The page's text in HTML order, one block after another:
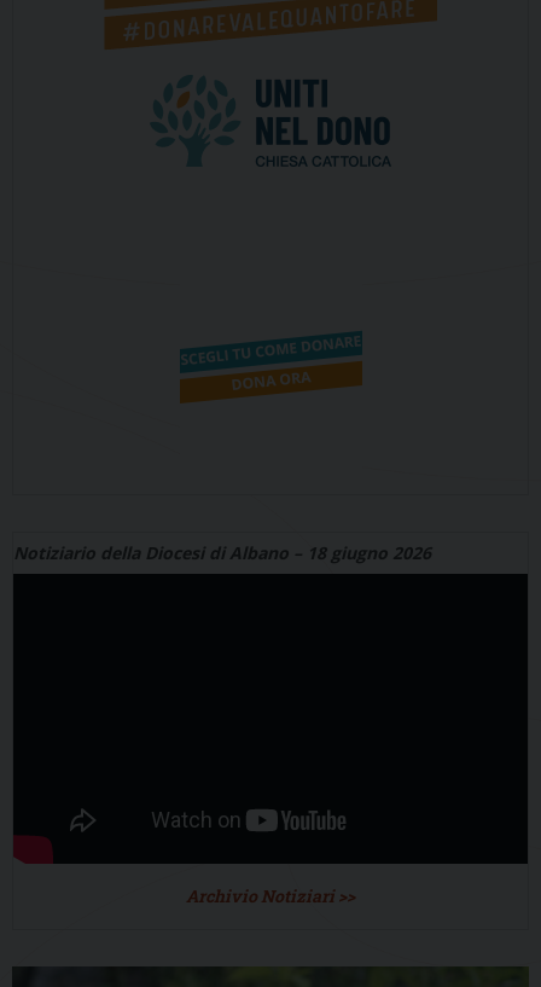
Notiziario della Diocesi di Albano – 18 giugno 2026
Archivio Notiziari >>